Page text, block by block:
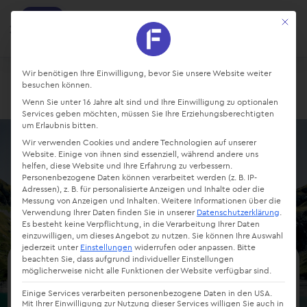
Projekte und Aufgaben managen
Kostenlos - Bei Google Play
Ansehen
Starte kostenlos
Zeitmanagement mit der
ALPEN-Methode: Tipps &
Mit
Datenschutz-Präferenz
Wir benötigen Ihre Einwilligung, bevor Sie unsere Website weiter
besuchen können.
Wenn Sie unter 16 Jahre alt sind und Ihre Einwilligung zu optionalen
Services geben möchten, müssen Sie Ihre Erziehungsberechtigten
um Erlaubnis bitten.
Wir verwenden Cookies und andere Technologien auf unserer
Website. Einige von ihnen sind essenziell, während andere uns
helfen, diese Website und Ihre Erfahrung zu verbessern.
Personenbezogene Daten können verarbeitet werden (z. B. IP-
Adressen), z. B. für personalisierte Anzeigen und Inhalte oder die
Messung von Anzeigen und Inhalten.Weitere Informationen über die
Verwendung Ihrer Daten finden Sie in unserer Datenschutzerklärung.
Es besteht keine Verpflichtung, in die Verarbeitung Ihrer Daten
einzuwilligen, um dieses Angebot zu nutzen. Sie können Ihre Auswahl
jederzeit unter Einstellungen widerrufen oder anpassen. Bitte
beachten Sie, dass aufgrund individueller Einstellungen
möglicherweise nicht alle Funktionen der Website verfügbar sind.
Einige Services verarbeiten personenbezogene Daten in den USA.
Mit Ihrer Einwilligung zur Nutzung dieser Services willigen Sie auch in